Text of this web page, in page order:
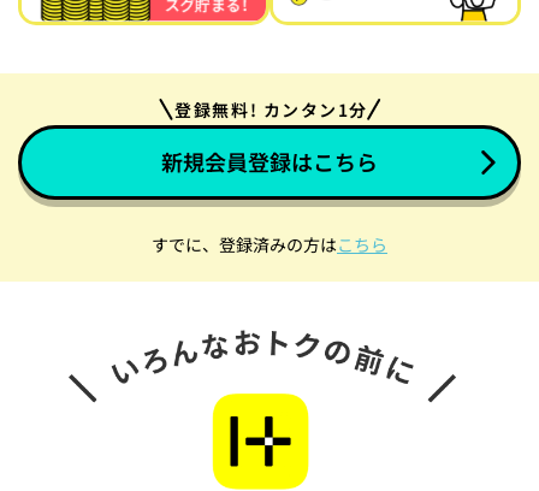
登録無料! カンタン1分
新規会員登録はこちら
すでに、登録済みの方はこちら